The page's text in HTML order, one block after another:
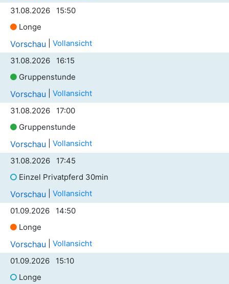
31.08.2026 15:50
Longe
Vorschau
Vollansicht
31.08.2026 16:15
Gruppenstunde
Vorschau
Vollansicht
31.08.2026 17:00
Gruppenstunde
Vorschau
Vollansicht
31.08.2026 17:45
Einzel Privatpferd 30min
Vorschau
Vollansicht
01.09.2026 14:50
Longe
Vorschau
Vollansicht
01.09.2026 15:10
Longe